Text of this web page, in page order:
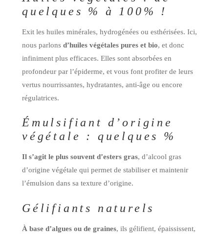
quelques % à 100% !
Exit les huiles minérales, hydrogénées ou esthérisées. Ici,
nous parlons d’huiles végétales pures et bio, et donc
infiniment plus efficaces. Elles sont absorbées en
profondeur par l’épiderme, et vous font profiter de leurs
vertus nourrissantes, hydratantes, anti-âge ou encore
régulatrices.
Émulsifiant d’origine
végétale : quelques %
Il s’agit le plus souvent d’esters gras, d’alcool gras
d’origine végétale qui permet de stabiliser et maintenir
l’émulsion dans sa texture d’origine.
Gélifiants naturels
À base d’algues ou de graines, ils gélifient, épaississent,